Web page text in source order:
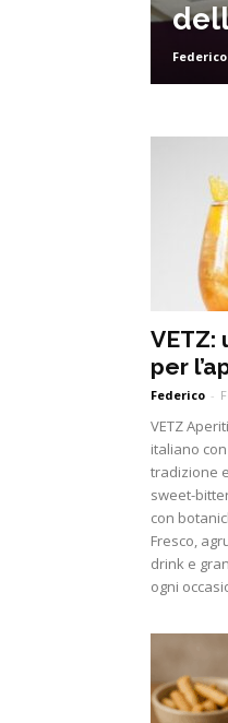
Federico
VETZ:
per
Federico -
VETZ
italiano
tradizione
sweet-
con
Fresco,
drink e
ogni